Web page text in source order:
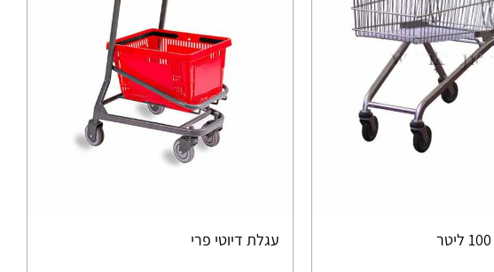
עגלת דיוטי פרי